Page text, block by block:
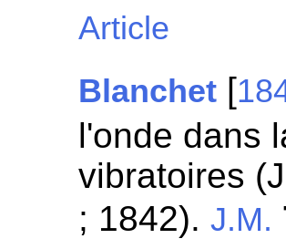
Article
Blanchet [
l'onde dans
vibratoires
; 1842).J.M.